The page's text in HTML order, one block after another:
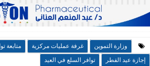
وزارة التموين غرفة عمليات مركزية
متابعة
إجازة عيد الفطر
توافر السلع في العيد